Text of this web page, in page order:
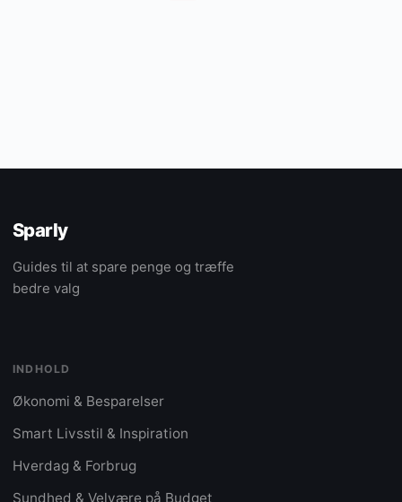
Sparly
Guides til at spare penge og træffe
bedre valg
INDHOLD
Økonomi & Besparelser
Smart Livsstil & Inspiration
Hverdag & Forbrug
Sundhed & Velvære på Budget